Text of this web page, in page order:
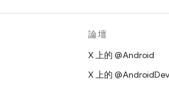
論壇
X 上的 @Android
X 上的 @AndroidDev